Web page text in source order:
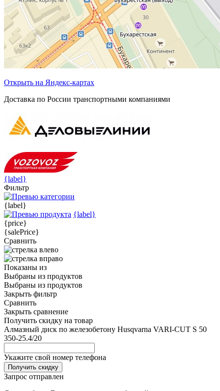
Открыть на Яндекс-картах
Доставка по России транспортными компаниями
{label}
Фильтр
{label}
{label}
{price}
{salePrice}
Сравнить
Показаны из
Выбраны из продуктов
Выбраны из продуктов
Закрыть фильтр
Сравнить
Закрыть сравнение
Получить скидку на товар
Алмазный диск по железобетону Husqvarna VARI-CUT S 50
350-25.4/20
Укажите свой номер телефона
Получить скидку
Запрос отправлен